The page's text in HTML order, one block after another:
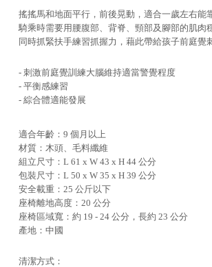
搖搖馬和地面平行，前後晃動，適合一歲左右能
騎乘時需要用腰腹部、背脊、頸部及腳部的肌肉
同時抓緊扶手練習抓握力，藉此帶給孩子前庭覺
- 刺激前庭覺訓練大腦維持適當警覺程度
- 平衡感練習
- 綜合體適能發展
適合年齡：9 個月以上
材質：木頭、毛料纖維
組立尺寸：L 61 x W 43 x H 44 公分
包裝尺寸：L 50 x W 35 x H 39 公分
安全載重：25 公斤以下
座椅離地高度：20 公分
座椅區域寬：約 19 - 24 公分，長約 23 公分
產地：中國
清潔方式：